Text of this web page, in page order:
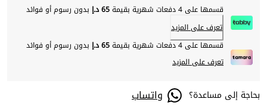
قسمها على 4 دفعات شهرية بقيمة 65 د.إ
بدون رسوم أو فوائد
تعرف على المزيد
قسمها على 4 دفعات شهرية بقيمة
65 د.إ
بدون رسوم أو فوائد
تعرف على المزيد
بحاجة إلى مساعدة؟ واتساب